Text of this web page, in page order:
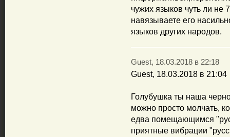
чужих языков чуть ли не
навязываете его
языков других народов.
Guest, 18.03.2018 в 22:18
Guest, 18.03.2018 в 21:04
Голубушка ты наша
можно просто молчать,
едва помещающимся
приятные вибрации